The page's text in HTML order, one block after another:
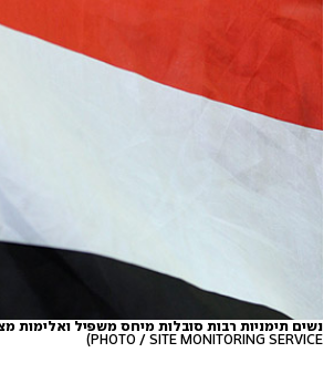
נשים תימניות רבות סובלות מיחס משפיל ואלימות
PHOTO / SITE MONITORING SERVICE)